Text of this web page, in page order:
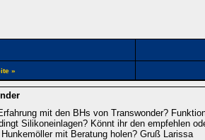
»
mit den BHs von Transwonder?
Silikoneinlagen? Könnt ihr den empfehlen
mit Beratung holen? Gruß Larissa